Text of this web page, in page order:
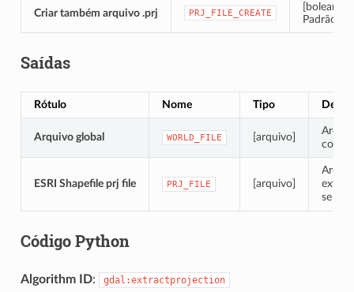
Criar também arquivo .prj PRJ_FILE_CREATE
[boleano]
Padrão:
Saídas
Rótulo Nome Tipo
Arquivo global WORLD_FILE [arquivo]
ESRI Shapefile prj file PRJ_FILE [arquivo]
se
Código Python
Algorithm ID: gdal:extractprojection